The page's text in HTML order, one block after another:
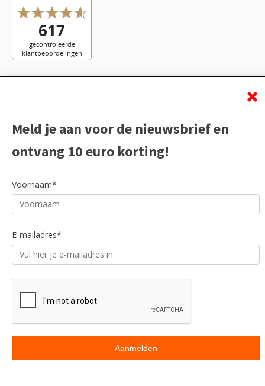
Meld je aan voor de nieuwsbrief en
ontvang 10 euro korting!
Voornaam*
E-mailadres*